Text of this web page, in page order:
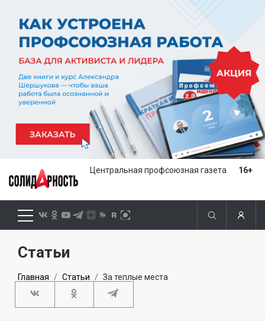
Центральная профсоюзная газета 16+
Статьи
Главная Статьи За теплые места